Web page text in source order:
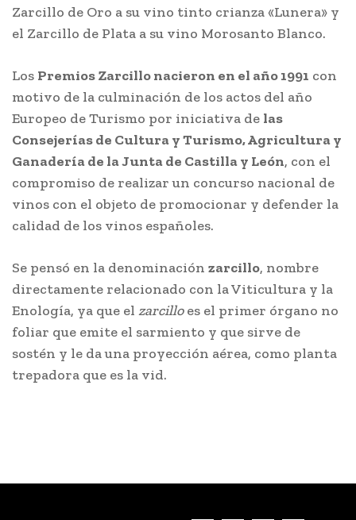
Zarcillo de Oro a su vino tinto crianza «Lunera» y
el Zarcillo de Plata a su vino Morosanto Blanco.
Los Premios Zarcillo nacieron en el año 1991 con
motivo de la culminación de los actos del año
Europeo de Turismo por iniciativa de las
Consejerías de Cultura y Turismo, Agricultura y
Ganadería de la Junta de Castilla y León, con el
compromiso de realizar un concurso nacional de
vinos con el objeto de promocionar y defender la
calidad de los vinos españoles.
Se pensó en la denominación zarcillo, nombre
directamente relacionado con la Viticultura y la
Enología, ya que el zarcilloes el primer órgano no
foliar que emite el sarmiento y que sirve de
sostén y le da una proyección aérea, como planta
trepadora que es la vid.